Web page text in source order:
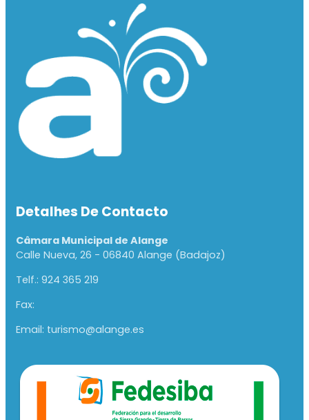
Detalhes De Contacto
Câmara Municipal de Alange
Calle Nueva, 26 - 06840 Alange (Badajoz)
Telf.: 924 365 219
Fax:
Email: turismo@alange.es